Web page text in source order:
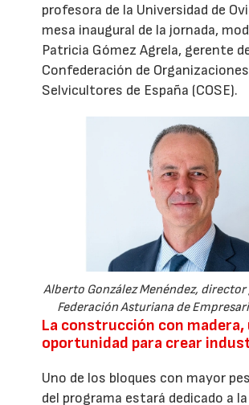
profesora de la Universidad de
mesa inaugural de la jornada,
Patricia Gómez Agrela, gerente
Confederación de
Selvicultores de España (COSE).
Alberto González Menéndez, director
Federación Asturiana de
La construcción con madera,
oportunidad para crear
Uno de los bloques con mayor
del programa estará dedicado a